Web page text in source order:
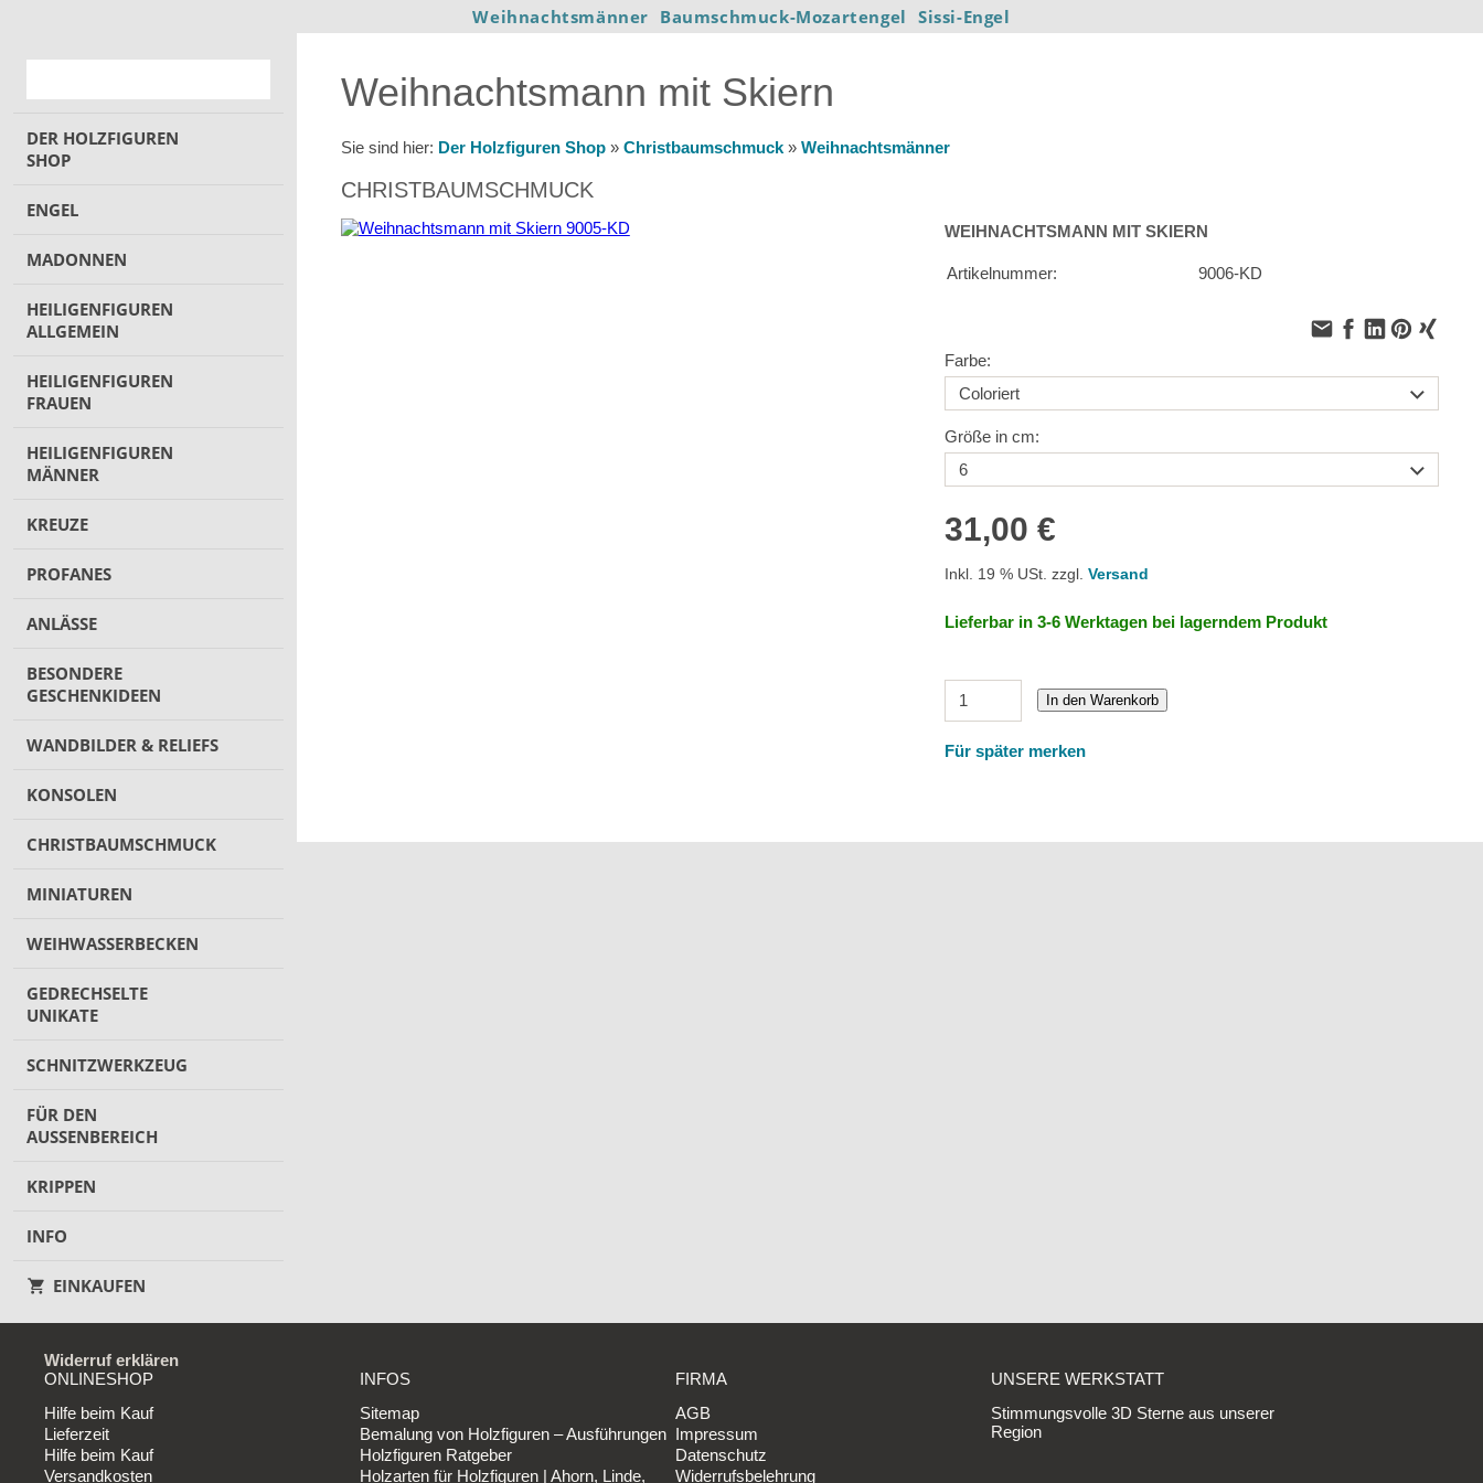
Weihnachtsmänner Baumschmuck-Mozartengel Sissi-Engel
DER HOLZFIGUREN
SHOP
ENGEL
MADONNEN
HEILIGENFIGUREN
ALLGEMEIN
HEILIGENFIGUREN
FRAUEN
HEILIGENFIGUREN
MÄNNER
KREUZE
PROFANES
ANLÄSSE
BESONDERE
GESCHENKIDEEN
WANDBILDER & RELIEFS
KONSOLEN
CHRISTBAUMSCHMUCK
MINIATUREN
WEIHWASSERBECKEN
GEDRECHSELTE
UNIKATE
SCHNITZWERKZEUG
FÜR DEN
AUSSENBEREICH
KRIPPEN
INFO
EINKAUFEN
Weihnachtsmann mit Skiern
Sie sind hier: Der Holzfiguren Shop» Christbaumschmuck» Weihnachtsmänner
CHRISTBAUMSCHMUCK
WEIHNACHTSMANN MIT SKIERN
Artikelnummer: 9006-KD
Farbe:
Größe in cm:
31,00 €
Inkl. 19 % USt. zzgl.Versand
Lieferbar in 3-6 Werktagen bei lagerndem Produkt
In den Warenkorb
Für später merken
Widerruf erklären
ONLINESHOP
Hilfe beim Kauf
Lieferzeit
Hilfe beim Kauf
Versandkosten
INFOS
Sitemap
Bemalung von Holzfiguren – Ausführungen
Holzfiguren Ratgeber
Holzarten für Holzfiguren | Ahorn, Linde,
FIRMA
AGB
Impressum
Datenschutz
Widerrufsbelehrung
UNSERE WERKSTATT
Stimmungsvolle 3D Sterne aus unserer
Region